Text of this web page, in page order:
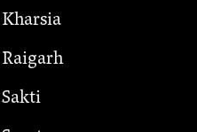
Kharsia
Raigarh
Sakti